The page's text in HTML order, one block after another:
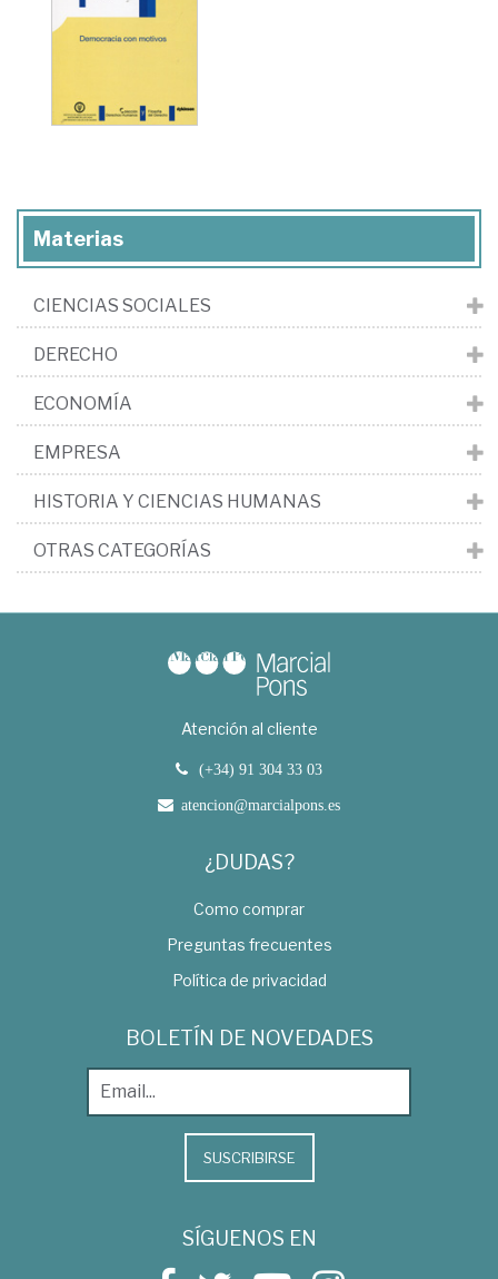
Materias
CIENCIAS SOCIALES
DERECHO
ECONOMÍA
EMPRESA
HISTORIA Y CIENCIAS HUMANAS
OTRAS CATEGORÍAS
Atención al cliente
(+34) 91 304 33 03
atencion@marcialpons.es
¿DUDAS?
Como comprar
Preguntas frecuentes
Política de privacidad
BOLETÍN DE NOVEDADES
SUSCRIBIRSE
SÍGUENOS EN